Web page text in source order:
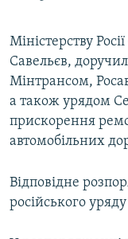
Усі сайти RFE/
Міністерству
Савельєв,
Мінтрансом,
а також урядом
прискорення
автомобільних
Відповідне
російського